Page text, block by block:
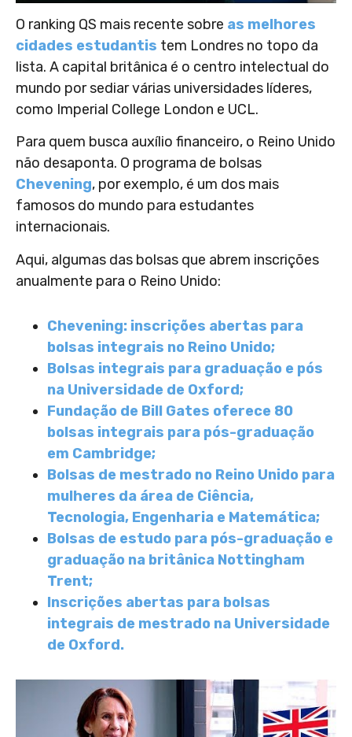
O ranking QS mais recente sobre as melhores
cidades estudantis tem Londres no topo da
lista. A capital britânica é o centro intelectual do
mundo por sediar várias universidades líderes,
como Imperial College London e UCL.
Para quem busca auxílio financeiro, o Reino Unido
não desaponta. O programa de bolsas
Chevening, por exemplo, é um dos mais
famosos do mundo para estudantes
internacionais.
Aqui, algumas das bolsas que abrem inscrições
anualmente para o Reino Unido:
Chevening: inscrições abertas para
bolsas integrais no Reino Unido;
Bolsas integrais para graduação e pós
na Universidade de Oxford;
Fundação de Bill Gates oferece 80
bolsas integrais para pós-graduação
em Cambridge;
Bolsas de mestrado no Reino Unido para
mulheres da área de Ciência,
Tecnologia, Engenharia e Matemática;
Bolsas de estudo para pós-graduação e
graduação na britânica Nottingham
Trent;
Inscrições abertas para bolsas
integrais de mestrado na Universidade
de Oxford.